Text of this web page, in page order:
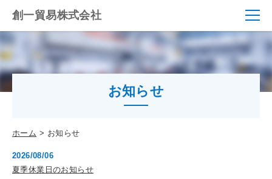
創一貿易株式会社
お知らせ
ホーム お知らせ
2026/08/06
夏季休業日のお知らせ